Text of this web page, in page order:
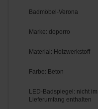
Badmöbel-Verona
Marke: doporro
Material: Holzwerkstoff
Farbe: Beton
LED-Badspiegel: nicht im
Lieferumfang enthalten